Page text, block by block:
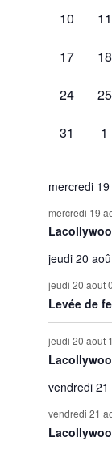
0
10
0
11
0
17
0
18
0
24
0
25
0
31
0
1
mercredi
mercredi 19
jeudi 20
jeudi 20 août
Levée de
jeudi 20 août
vendredi 21
vendredi 21